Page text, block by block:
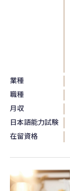
業種
職種
月収
日本語能力試験
在留資格